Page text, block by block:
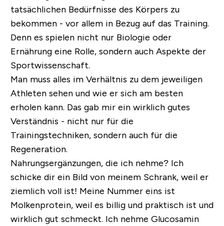
tatsächlichen Bedürfnisse des Körpers zu
bekommen - vor allem in Bezug auf das Training.
Denn es spielen nicht nur Biologie oder
Ernährung eine Rolle, sondern auch Aspekte der
Sportwissenschaft.
Man muss alles im Verhältnis zu dem jeweiligen
Athleten sehen und wie er sich am besten
erholen kann. Das gab mir ein wirklich gutes
Verständnis - nicht nur für die
Trainingstechniken, sondern auch für die
Regeneration.
Nahrungsergänzungen, die ich nehme? Ich
schicke dir ein Bild von meinem Schrank, weil er
ziemlich voll ist! Meine Nummer eins ist
Molkenprotein, weil es billig und praktisch ist und
wirklich gut schmeckt. Ich nehme Glucosamin